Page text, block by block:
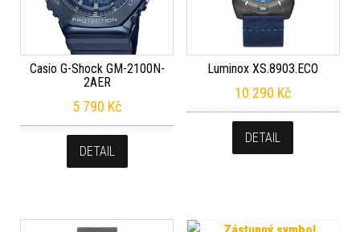
Casio G-Shock GM-2100N-
2AER
5 790 Kč
DETAIL
Luminox XS.8903.ECO
10 290 Kč
DETAIL